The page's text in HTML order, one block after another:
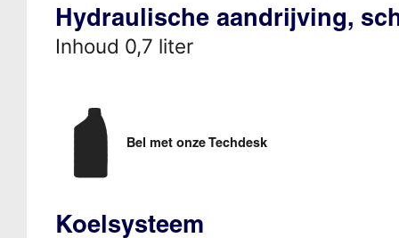
Hydraulische aandrijving,
Inhoud 0,7 liter
Bel met onze Techdesk
Koelsysteem